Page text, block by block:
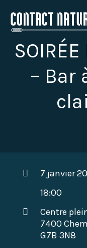
SOIRÉE
– Bar
7 janvier
18:00
Centre
7400
G7B 3N8